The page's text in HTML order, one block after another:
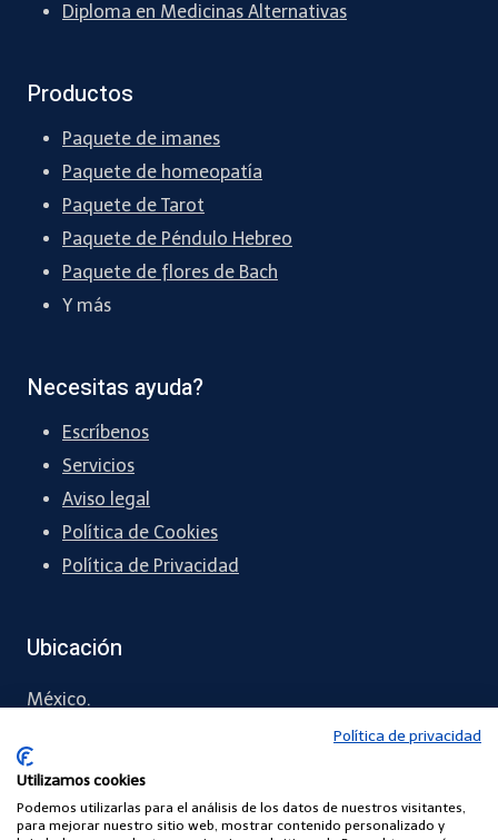
Diploma en Medicinas Alternativas
Productos
Paquete de imanes
Paquete de homeopatía
Paquete de Tarot
Paquete de Péndulo Hebreo
Paquete de flores de Bach
Y más
Necesitas ayuda?
Escríbenos
Servicios
Aviso legal
Política de Cookies
Política de Privacidad
Ubicación
México.
56 3530 2117
contacto@todoterapeuta.com.mx
Política de privacidad
Utilizamos cookies
Podemos utilizarlas para el análisis de los datos de nuestros visitantes,
para mejorar nuestro sitio web, mostrar contenido personalizado y